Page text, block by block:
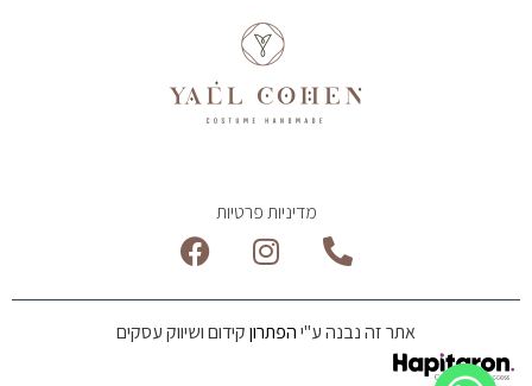
מדיניות פרטיות
אתר זה נבנה ע"יהפתרוןקידום ושיווק עסקים